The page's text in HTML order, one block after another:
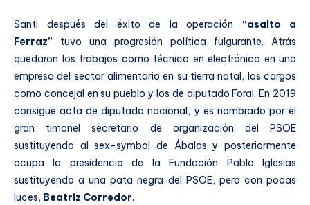
Santi después del éxito de la operación “asalto a
Ferraz” tuvo una progresión política fulgurante. Atrás
quedaron los trabajos como técnico en electrónica en una
empresa del sector alimentario en su tierra natal, los cargos
como concejal en su pueblo y los de diputado Foral. En 2019
consigue acta de diputado nacional, y es nombrado por el
gran timonel secretario de organización del PSOE
sustituyendo al sex-symbol de Ábalos y posteriormente
ocupa la presidencia de la Fundación Pablo Iglesias
sustituyendo a una pata negra del PSOE, pero con pocas
luces, Beatriz Corredor.